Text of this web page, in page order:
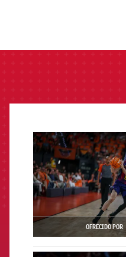
FCB Barcelona badge
OFRECIDO POR